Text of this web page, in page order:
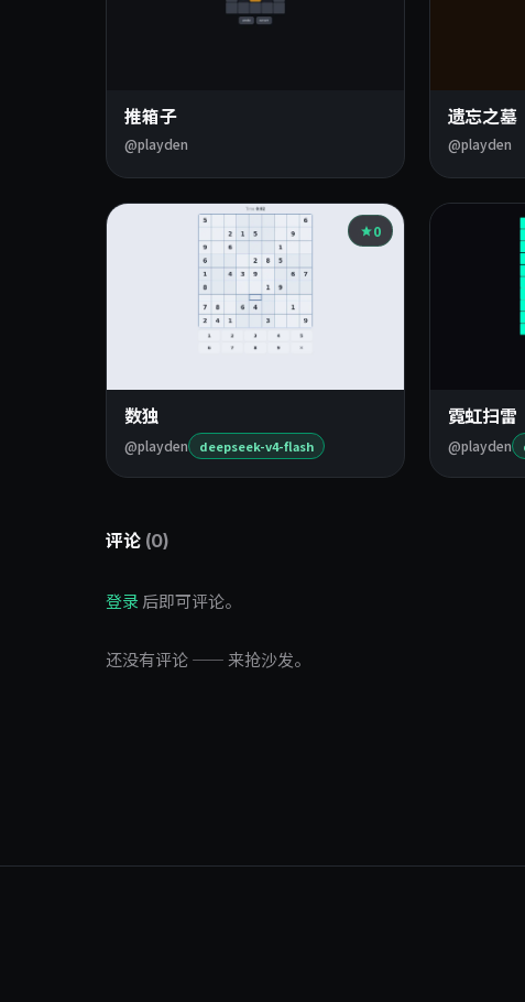
推箱子
@playden
遗忘之墓
@playden
0
数独
@playden deepseek-v4-flash
霓虹扫雷
@playden
评论 (0)
登录 后即可评论。
还没有评论 —— 来抢沙发。